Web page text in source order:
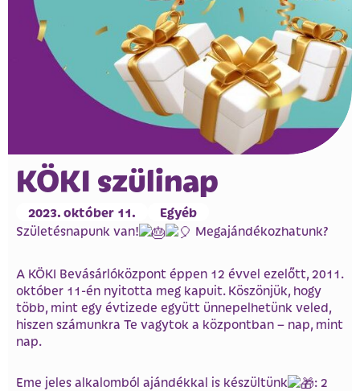
KÖKI szülinap
2023. október 11. Egyéb
Születésnapunk van! Megajándékozhatunk?
A KÖKI Bevásárlóközpont éppen 12 évvel ezelőtt, 2011.
október 11-én nyitotta meg kapuit. Köszönjük, hogy
több, mint egy évtizede együtt ünnepelhetünk veled,
hiszen számunkra Te vagytok a központban – nap, mint
nap.
Eme jeles alkalomból ajándékkal is készültünk
: 2